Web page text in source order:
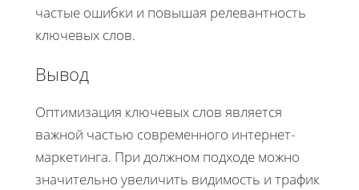
частые ошибки и повышая релевантность
ключевых слов.
Вывод
Оптимизация ключевых слов является
важной частью современного интернет-
маркетинга. При должном подходе можно
значительно увеличить видимость и трафик